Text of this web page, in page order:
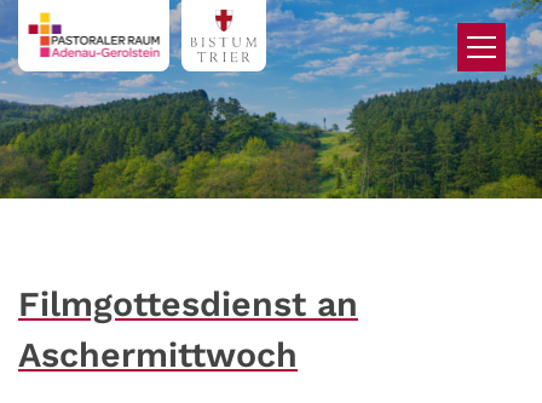
Zum Inhalt springen
Filmgottesdienst an
Aschermittwoch